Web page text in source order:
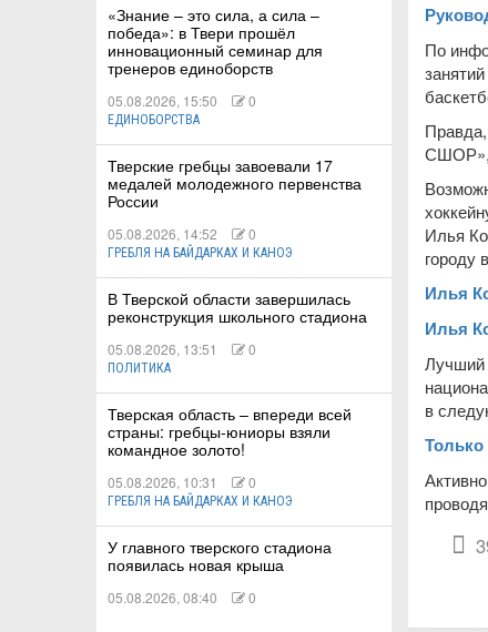
«Знание – это сила, а сила –
победа»: в Твери прошёл
инновационный семинар для
тренеров единоборств
05.08.2026, 15:50 0
ЕДИНОБОРСТВА
Тверские гребцы завоевали 17
медалей молодежного первенства
России
05.08.2026, 14:52 0
ГРЕБЛЯ НА БАЙДАРКАХ И КАНОЭ
В Тверской области завершилась
реконструкция школьного стадиона
05.08.2026, 13:51 0
ПОЛИТИКА
Тверская область – впереди всей
страны: гребцы-юниоры взяли
командное золото!
05.08.2026, 10:31 0
ГРЕБЛЯ НА БАЙДАРКАХ И КАНОЭ
У главного тверского стадиона
появилась новая крыша
05.08.2026, 08:40 0
По
СШОР»,
Илья
городу
Илья
Илья
Лучший
в
Только